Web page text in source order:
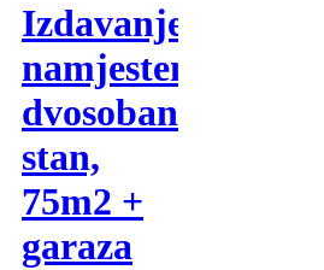
Izdavanje,
namjesten
dvosoban
stan,
75m2 +
garaza